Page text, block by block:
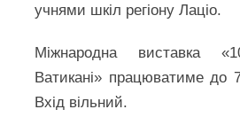
учнями шкіл регіону Лаціо.
Міжнародна виставка
Ватикані» працюватиме до
Вхід вільний.